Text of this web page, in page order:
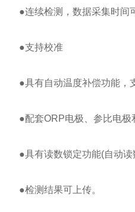
●连续检测，数据采集时间可
●支持校准
●具有自动温度补偿功能，
●配套ORP电极、参比电极
●具有读数锁定功能(自动读
●检测结果可上传。